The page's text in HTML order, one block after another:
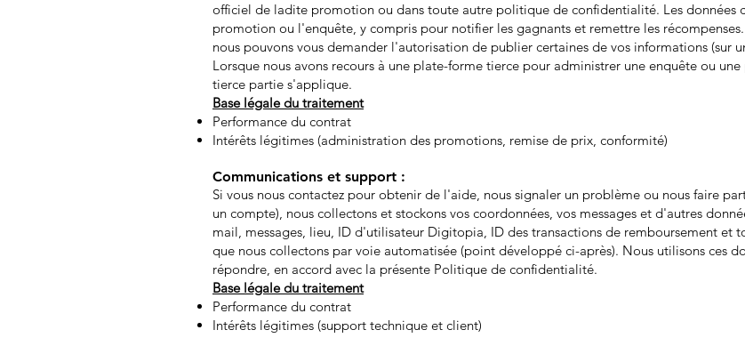
officiel de ladite promotion ou dans toute autre politique de confidentialité. Les données
promotion ou l'enquête, y compris pour notifier les gagnants et remettre les
nous pouvons vous demander l'autorisation de publier certaines de vos informations (sur
Lorsque nous avons recours à une plate-forme tierce pour administrer une enquête ou
tierce partie s'applique.
Base légale du traitement
Performance du contrat
Intérêts légitimes (administration des promotions, remise de prix, conformité)
Communications et support :
Si vous nous contactez pour obtenir de l'aide, nous signaler un problème ou nous faire
un compte), nous collectons et stockons vos coordonnées, vos messages et d'autres
mail, messages, lieu, ID d'utilisateur Digitopia, ID des transactions de remboursement et
que nous collectons par voie automatisée (point développé ci-après). Nous utilisons ces
répondre, en accord avec la présente Politique de confidentialité.
Base légale du traitement
Performance du contrat
Intérêts légitimes (support technique et client)